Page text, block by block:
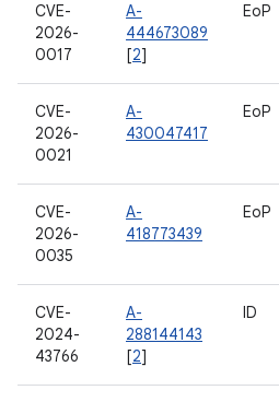
CVE-
2026-
0017
A-
444673089
[2]
EoP
CVE-
2026-
0021
A-
430047417
EoP
CVE-
2026-
0035
A-
418773439
EoP
CVE-
2024-
43766
A-
288144143
[2]
ID